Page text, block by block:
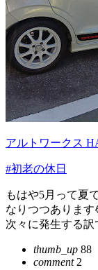
アルトワークス
#初老の休日
もはや5月って夏
なりつつありま
次々に発生する
thumb_up 88
comment2